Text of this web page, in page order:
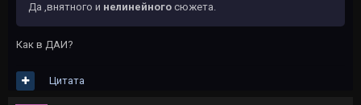
Да ,внятного и нелинейного сюжета.
Как в ДАИ?
Цитата